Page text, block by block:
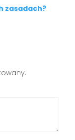
zasadach?